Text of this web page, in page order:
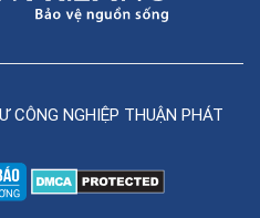
CÔNG NGHIỆP THUẬN PHÁT